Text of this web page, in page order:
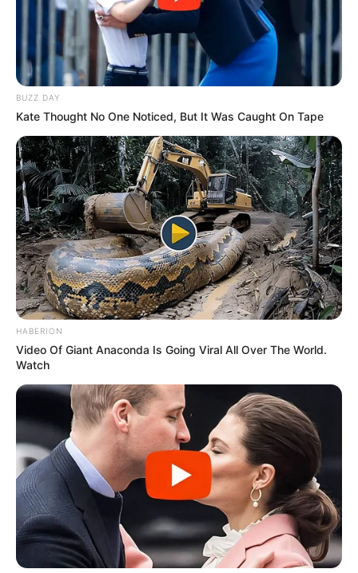
BUZZ DAY
Kate Thought No One Noticed, But It Was Caught On Tape
HABERION
Video Of Giant Anaconda Is Going Viral All Over The World.
Watch